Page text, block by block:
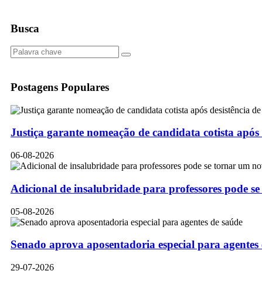
Busca
Postagens Populares
Justiça garante nomeação de candidata cotista
06-08-2026
Adicional de insalubridade para professores pode
05-08-2026
Senado aprova aposentadoria especial para agentes
29-07-2026